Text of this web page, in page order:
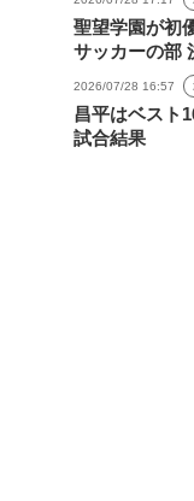
聖望学園が初
サッカーの部
2026/07/28 16:57
昌平はベスト
試合結果